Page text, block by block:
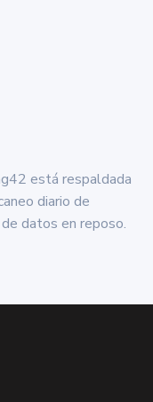
está respaldada
diario de
datos en reposo.